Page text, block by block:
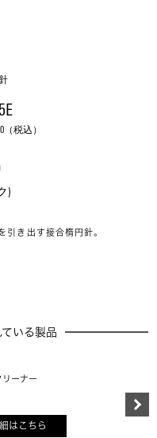
（税込）
)
き出す接合楕円針。
いる製品
リーナー
はこちら